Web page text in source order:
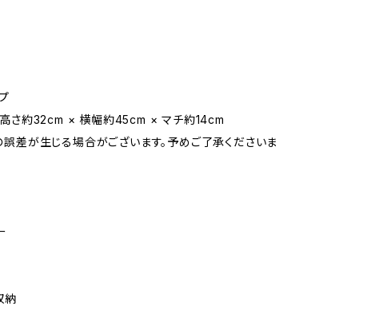
さ約32cm × 横幅約45cm × マチ約14cm
差が生じる場合がございます。予めご了承くださいま
納